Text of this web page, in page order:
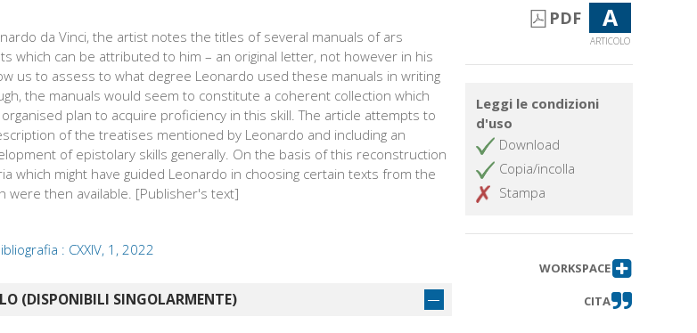
da Vinci, the artist notes the titles of several manuals of ars
which can be attributed to him – an original letter, not however in his
us to assess to what degree Leonardo used these manuals in writing
the manuals would seem to constitute a coherent collection which
plan to acquire proficiency in this skill. The article attempts to
of the treatises mentioned by Leonardo and including an
of epistolary skills generally. On the basis of this reconstruction
which might have guided Leonardo in choosing certain texts from the
were then available. [Publisher's text]
: CXXIV, 1, 2022
(DISPONIBILI SINGOLARMENTE)
PDF A
ARTICOLO
Leggi le condizioni
d'uso
Download
Copia/incolla
Stampa
WORKSPACE
CITA